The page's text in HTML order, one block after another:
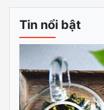
Tin nổi bật